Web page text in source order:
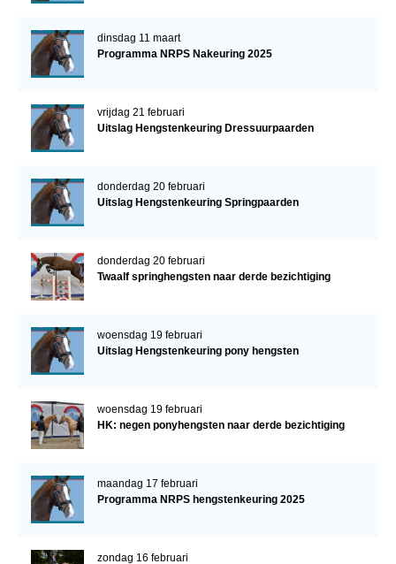
dinsdag 11 maart
Programma NRPS Nakeuring 2025
vrijdag 21 februari
Uitslag Hengstenkeuring Dressuurpaarden
donderdag 20 februari
Uitslag Hengstenkeuring Springpaarden
donderdag 20 februari
Twaalf springhengsten naar derde bezichtiging
woensdag 19 februari
Uitslag Hengstenkeuring pony hengsten
woensdag 19 februari
HK: negen ponyhengsten naar derde bezichtiging
maandag 17 februari
Programma NRPS hengstenkeuring 2025
zondag 16 februari